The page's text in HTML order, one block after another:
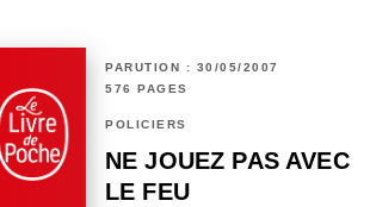
PARUTION : 30/05/2007
576 PAGES
POLICIERS
NE JOUEZ PAS AVEC
LE FEU